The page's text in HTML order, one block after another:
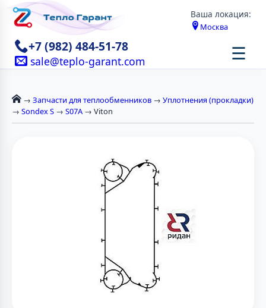
Ваша локация:
Москва
+7 (982) 484-51-78
sale@teplo-garant.com ☰
→ Запчасти для теплообменников → Уплотнения (прокладки)
→ Sondex S → S07A → Viton